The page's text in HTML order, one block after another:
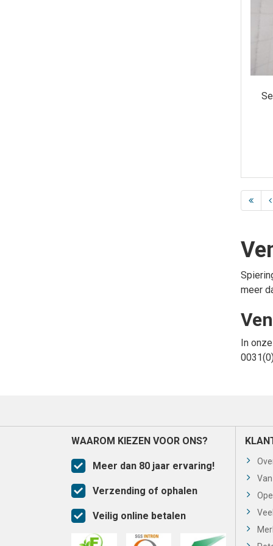
meer
In
WAAROM KIEZEN VOOR ONS?
Meer dan 80 jaar ervaring!
Verzending of ophalen
Veilig online betalen